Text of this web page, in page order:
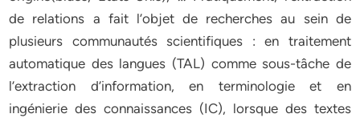
de relations a fait l’objet de recherches au sein de
plusieurs communautés scientifiques : en traitement
automatique des langues (TAL) comme sous-tâche de
l’extraction d’information, en terminologie et en
ingénierie des connaissances (IC), lorsque des textes